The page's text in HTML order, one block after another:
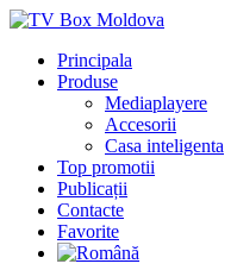
Principala
Produse
Mediaplayere
Accesorii
Casa inteligenta
Top promotii
Publicații
Contacte
Favorite